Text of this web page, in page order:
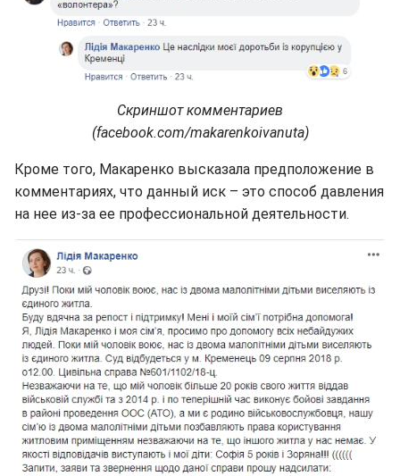
Скриншот комментариев
(facebook.com/makarenkoivanuta)
Кроме того, Макаренко высказала предположение в
комментариях, что данный иск – это способ давления
на нее из-за ее профессиональной деятельности.